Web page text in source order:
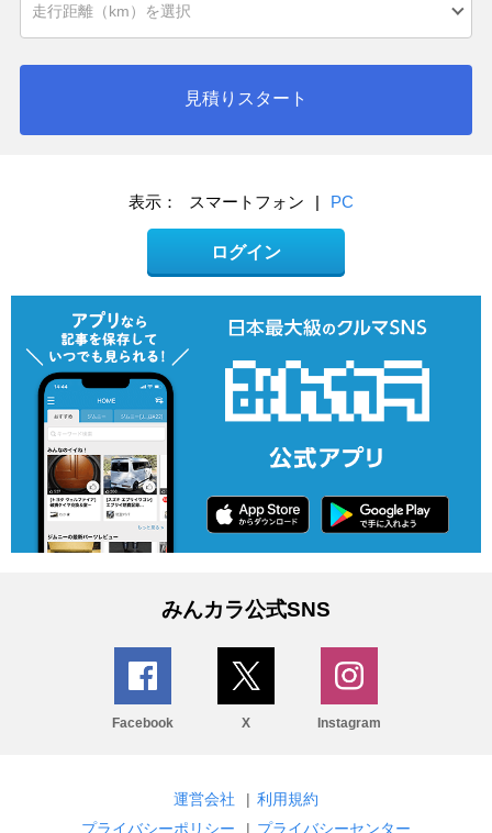
見積りスタート
表示： スマートフォン | PC
ログイン
みんカラ公式SNS
Facebook X Instagram
運営会社 | 利用規約
プライバシーポリシー
| プライバシーセンター